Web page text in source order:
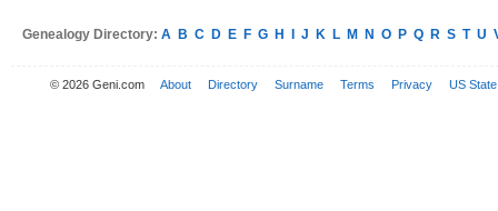
Genealogy Directory: A B C D E F G H J K L M N O P Q R S T U
© 2026 Geni.com About Directory Surname Terms Privacy US